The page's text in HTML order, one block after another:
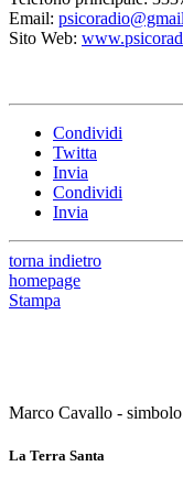
Email:
Sito Web:
Condividi
Twitta
Invia
Condividi
Invia
torna indietro
homepage
Stampa
Marco Cavallo -
La Terra Santa